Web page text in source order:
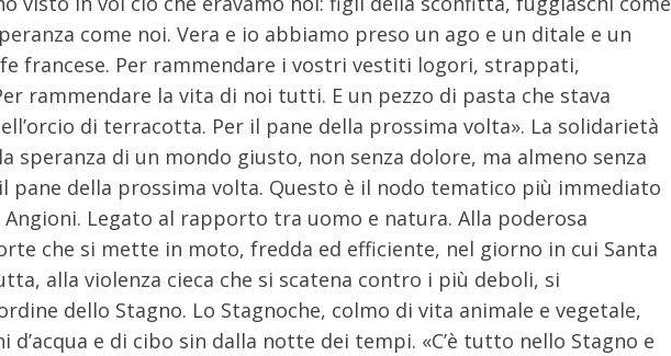
come noi. Vera e io abbiamo preso un ago e un ditale e un
francese. Per rammendare i vostri vestiti logori, strappati,
rammendare la vita di noi tutti. E un pezzo di pasta che stava
di terracotta. Per il pane della prossima volta». La solidarietà
speranza di un mondo giusto, non senza dolore, ma almeno senza
pane della prossima volta. Questo è il nodo tematico più immediato
Legato al rapporto tra uomo e natura. Alla poderosa
che si mette in moto, fredda ed efficiente, nel giorno in cui Santa
alla violenza cieca che si scatena contro i più deboli, si
dello Stagno. Lo Stagnoche, colmo di vita animale e vegetale,
d’acqua e di cibo sin dalla notte dei tempi. «C’è tutto nello Stagno e